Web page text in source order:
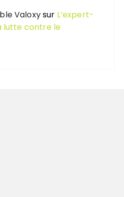
Valoxysur L’expert-
lutte contre le